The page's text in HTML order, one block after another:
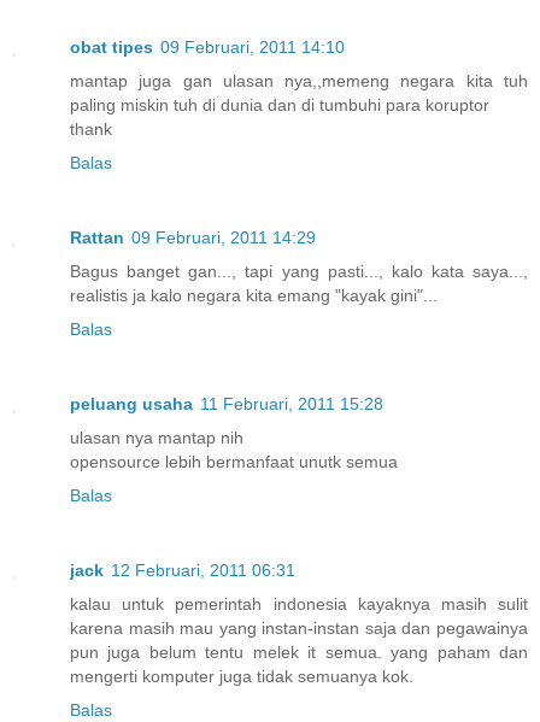
obat tipes 09 Februari, 2011 14:10
mantap juga gan ulasan nya,,memeng negara kita tuh
paling miskin tuh di dunia dan di tumbuhi para koruptor
thank
Balas
Rattan 09 Februari, 2011 14:29
Bagus banget gan..., tapi yang pasti..., kalo kata saya...,
realistis ja kalo negara kita emang "kayak gini"...
Balas
peluang usaha 11 Februari, 2011 15:28
ulasan nya mantap nih
opensource lebih bermanfaat unutk semua
Balas
jack 12 Februari, 2011 06:31
kalau untuk pemerintah indonesia kayaknya masih sulit
karena masih mau yang instan-instan saja dan pegawainya
pun juga belum tentu melek it semua. yang paham dan
mengerti komputer juga tidak semuanya kok.
Balas